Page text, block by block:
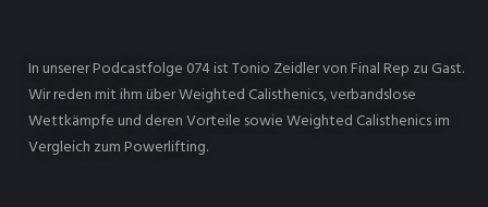
In unserer Podcastfolge 074 ist Tonio Zeidler von Final Rep zu Gast.
Wir reden mit ihm über Weighted Calisthenics, verbandslose
Wettkämpfe und deren Vorteile sowie Weighted Calisthenics im
Vergleich zum Powerlifting.